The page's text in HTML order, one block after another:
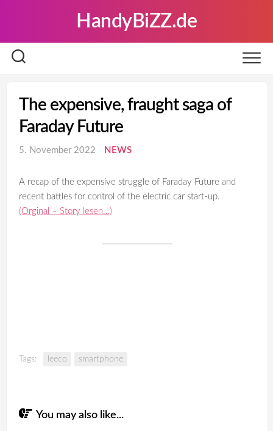
HandyBiZZ.de
The expensive, fraught saga of
Faraday Future
5. November 2022 NEWS
A recap of the expensive struggle of Faraday Future and
recent battles for control of the electric car start-up.
(Orginal – Story lesen…)
Tags: leeco smartphone
You may also like...